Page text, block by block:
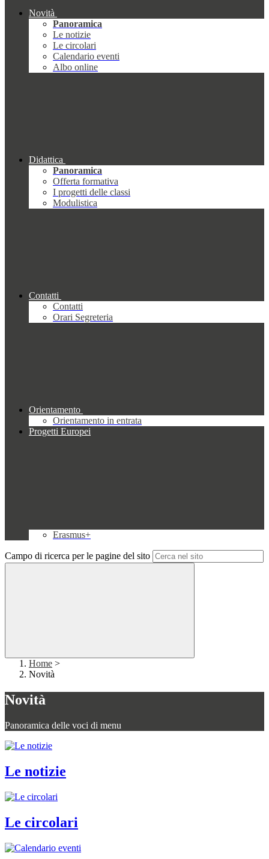
Novità
Panoramica
Le notizie
Le circolari
Calendario eventi
Albo online
Didattica
Panoramica
Offerta formativa
I progetti delle classi
Modulistica
Contatti
Contatti
Orari Segreteria
Orientamento
Orientamento in entrata
Progetti Europei
Erasmus+
Campo di ricerca per le pagine del sito
Home >
Novità
Novità
Panoramica delle voci di menu
Le notizie
Le circolari